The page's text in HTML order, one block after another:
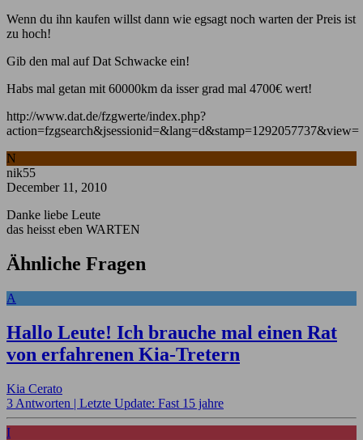
Wenn du ihn kaufen willst dann wie egsagt noch warten der Preis ist
zu hoch!
Gib den mal auf Dat Schwacke ein!
Habs mal getan mit 60000km da isser grad mal 4700€ wert!
http://www.dat.de/fzgwerte/index.php?
action=fzgsearch&jsessionid=&lang=d&stamp=1292057737&view=
N
nik55
December 11, 2010
Danke liebe Leute
das heisst eben WARTEN
Ähnliche Fragen
A
Hallo Leute! Ich brauche mal einen Rat
von erfahrenen Kia-Tretern
Kia Cerato
3 Antworten | Letzte Update: Fast 15 jahre
I